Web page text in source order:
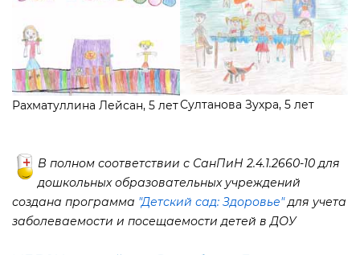
Рахматуллина Лейсан, 5 летСултанова Зухра, 5 лет
полном соответствии с СанПиН 2.4.1.2660-10 для
дошкольных образовательных учреждений
создана программа "Детский сад: Здоровье"для учета
заболеваемости и посещаемости детей в ДОУ